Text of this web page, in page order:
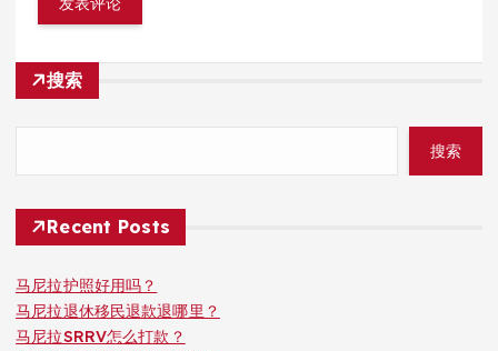
搜索
搜索
Recent Posts
马尼拉护照好用吗？
马尼拉退休移民退款退哪里？
马尼拉SRRV怎么打款？